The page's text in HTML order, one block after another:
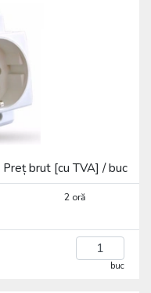
Preț brut [cu TVA] / buc
2 oră
buc